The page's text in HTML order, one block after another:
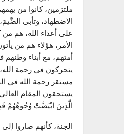
ملتزمين، كانوا من
الاضطهاد، وتأبى
على أعداء الله، هم
الأمر، هؤلاء هم من
أمتهم، مع أبناء
يتحركون في رحمة
مستقر رحمة الله في
يستحقون المقام العالي
الَّذِينَ ابْيَضَّتْ وُجُوهُهُمْ فَفِي
الجنة، كأنهم صاروا